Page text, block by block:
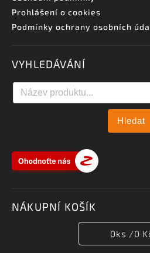
Prohlášení o cookies
Podmínky ochrany osobních
VYHLEDÁVÁNÍ
Hledat
NÁKUPNÍ KOŠÍK
0ks /0